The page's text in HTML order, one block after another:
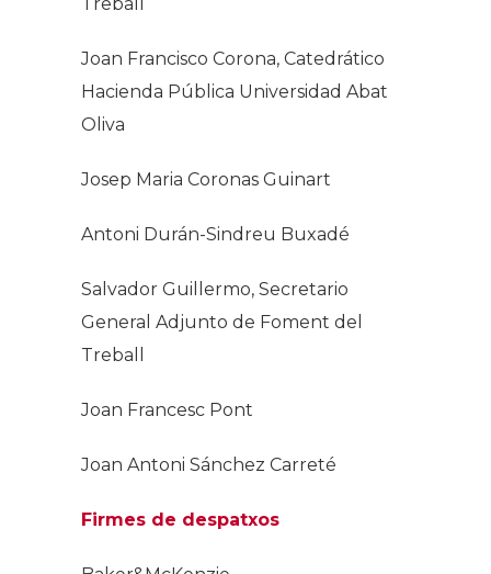
Joan Francisco Corona, Catedrático
Hacienda Pública Universidad Abat
Oliva
Josep Maria Coronas Guinart
Antoni Durán-Sindreu Buxadé
Salvador Guillermo, Secretario
General Adjunto de Foment del
Treball
Joan Francesc Pont
Joan Antoni Sánchez Carreté
Firmes de despatxos